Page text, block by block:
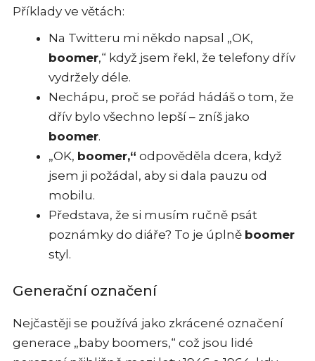
Příklady ve větách:
Na Twitteru mi někdo napsal „OK,
boomer,“ když jsem řekl, že telefony dřív
vydržely déle.
Nechápu, proč se pořád hádáš o tom, že
dřív bylo všechno lepší – zníš jako
boomer.
„OK, boomer,“ odpověděla dcera, když
jsem ji požádal, aby si dala pauzu od
mobilu.
Představa, že si musím ručně psát
poznámky do diáře? To je úplně boomer
styl.
Generační označení
Nejčastěji se používá jako zkrácené označení
generace „baby boomers,“ což jsou lidé